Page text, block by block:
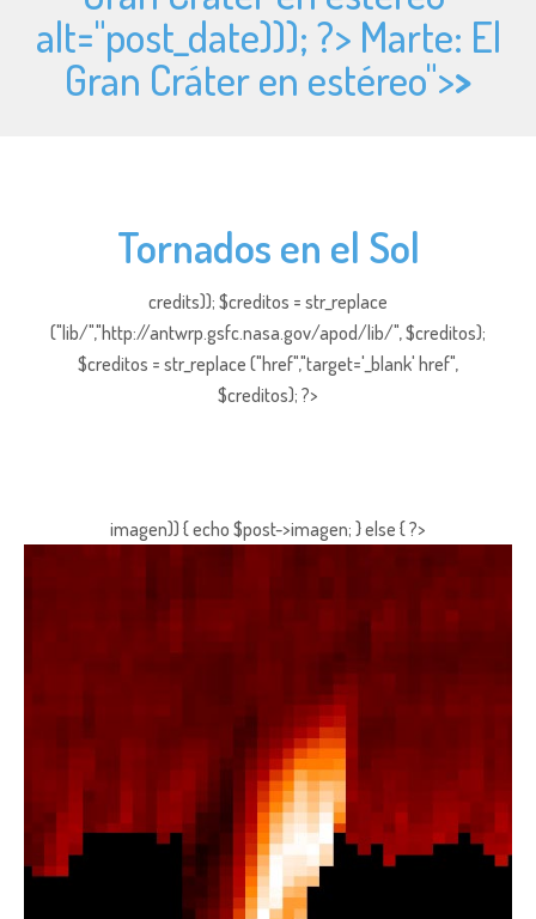
alt="post_date))); ?> Marte: El
Gran Cráter en estéreo">>
Tornados en el Sol
credits)); $creditos = str_replace
("lib/","http://antwrp.gsfc.nasa.gov/apod/lib/", $creditos);
$creditos = str_replace ("href","target='_blank' href",
$creditos); ?>
imagen)) { echo $post->imagen; } else { ?>